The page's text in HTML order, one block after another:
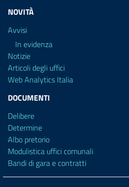
NOVITÀ
Avvisi
In evidenza
Notizie
Articoli degli uffici
Web Analytics Italia
DOCUMENTI
Delibere
Determine
Albo pretorio
Modulistica uffici comunali
Bandi di gara e contratti